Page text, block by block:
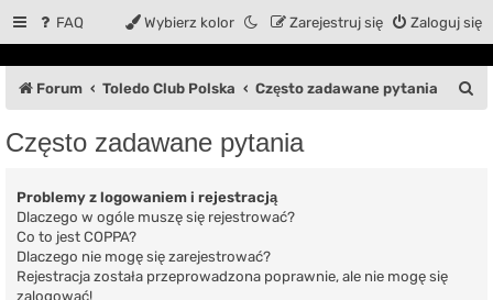
FAQ Zaloguj się
Zarejestruj się
Wybierz kolor
Forum Toledo Club Polska Często zadawane pytania
Często zadawane pytania
Problemy z logowaniem i rejestracją
Dlaczego w ogóle muszę się rejestrować?
Co to jest COPPA?
Dlaczego nie mogę się zarejestrować?
Rejestracja została przeprowadzona poprawnie, ale nie mogę się
zalogować!